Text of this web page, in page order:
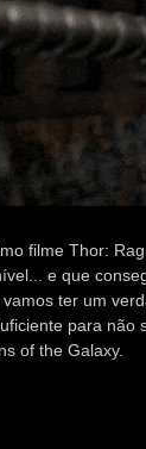
filme Thor:
e que
ter um
para não
of the Galaxy.